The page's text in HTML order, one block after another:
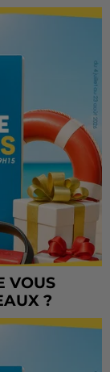
VOUS
?